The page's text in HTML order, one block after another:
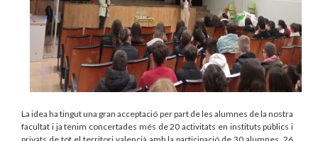
La idea ha tingut una gran acceptació per part de les alumnes de la nostra
facultat i ja tenim concertades més de 20 activitats en instituts públics i